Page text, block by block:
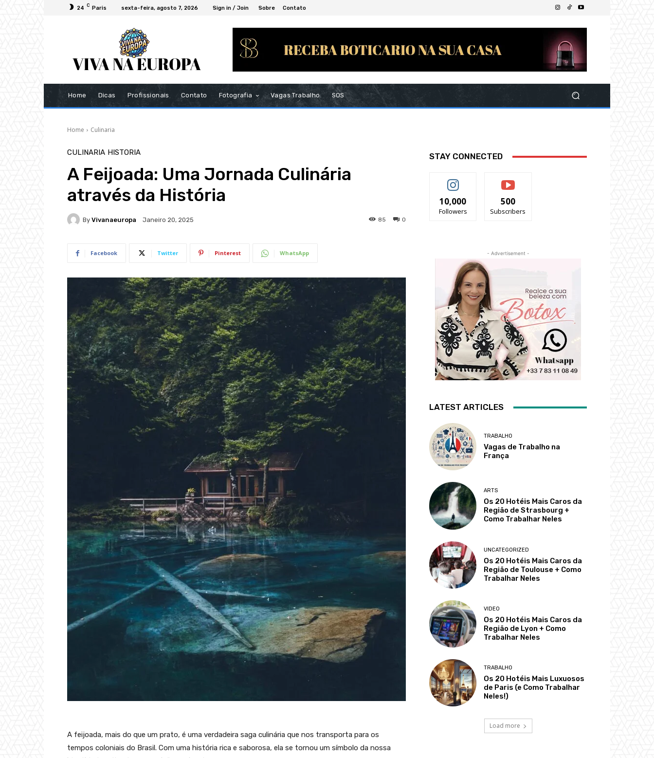
24 C Paris sexta-feira, agosto 7, 2026 Sign in / Join Sobre Contato
Home Dicas Profissionais Contato Fotografia Vagas Trabalho SOS
Home Culinaria
CULINARIA HISTORIA
A Feijoada: Uma Jornada Culinária
através da História
By Vivanaeuropa Janeiro 20, 2025 0
85
Facebook Twitter Pinterest WhatsApp
A feijoada, mais do que um prato, é uma verdadeira saga culinária que nos transporta para os
tempos coloniais do Brasil. Com uma história rica e saborosa, ela se tornou um símbolo da nossa
STAY CONNECTED
10,000
Followers
500
Subscribers
- Advertisement -
LATEST ARTICLES
TRABALHO
Vagas de Trabalho na
França
ARTS
Os 20 Hotéis Mais Caros da
Região de Strasbourg +
Como Trabalhar Neles
UNCATEGORIZED
Os 20 Hotéis Mais Caros da
Região de Toulouse + Como
Trabalhar Neles
VIDEO
Os 20 Hotéis Mais Caros da
Região de Lyon + Como
Trabalhar Neles
TRABALHO
Os 20 Hotéis Mais Luxuosos
de Paris (e Como Trabalhar
Neles!)
Load more